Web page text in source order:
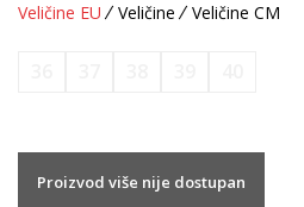
Veličine EU Veličine Veličine CM
Proizvod više nije dostupan